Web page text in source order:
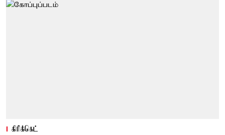
கிரிக்கெட்